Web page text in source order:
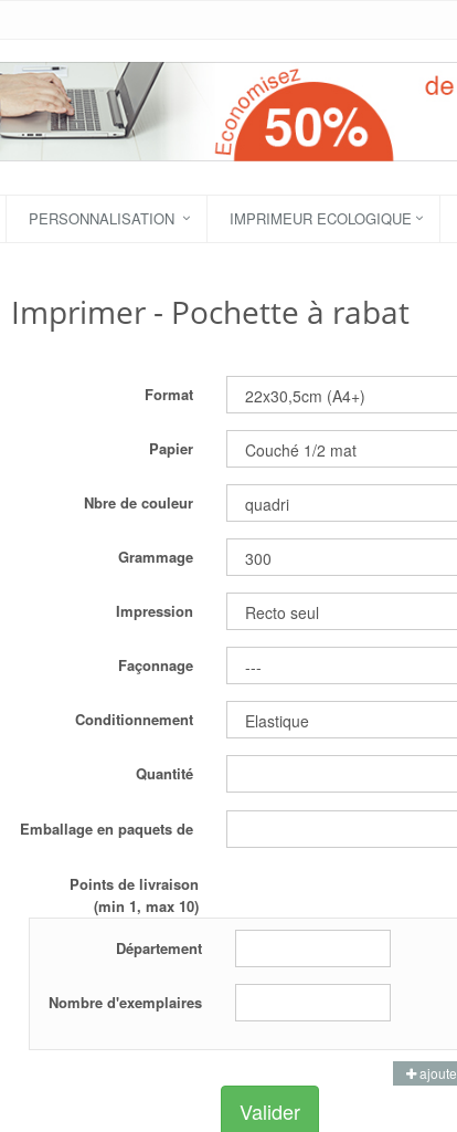
PERSONNALISATION IMPRIMEUR ECOLOGIQUE
Imprimer - Pochette à rabat
Format
Papier
Nbre de couleur
Grammage
Impression
Façonnage
Conditionnement
Quantité
Emballage en paquets de
Points de livraison
(min 1, max 10)
Département
Nombre d'exemplaires
Valider